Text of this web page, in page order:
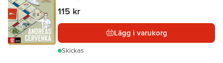
115 kr
Lägg i varukorg
Skickas